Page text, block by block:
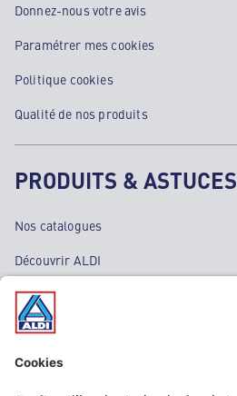
Donnez-nous votre avis
Paramétrer mes cookies
Politique cookies
Qualité de nos produits
PRODUITS & ASTUCES
Nos catalogues
Découvrir ALDI
Nos bons plans
Nos rayons
Nos marques